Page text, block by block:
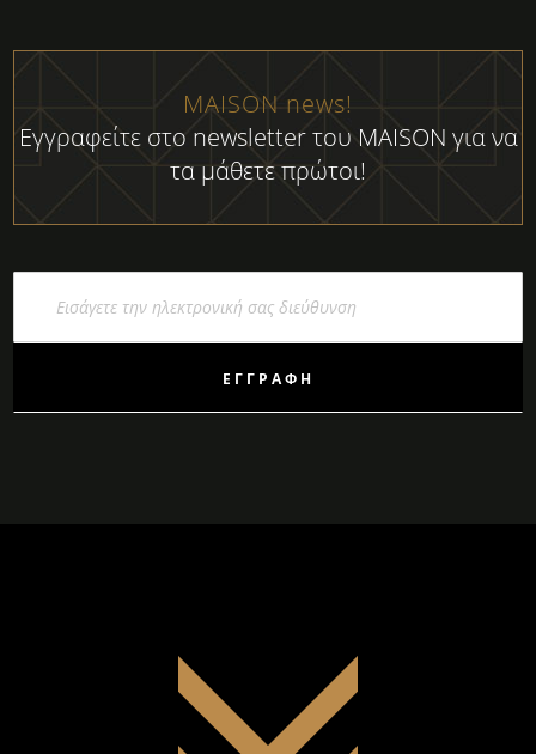
MAISON news!
Εγγραφείτε στο newsletter του MAISON για να
τα μάθετε πρώτοι!
ΕΓΓΡΑΦΉ